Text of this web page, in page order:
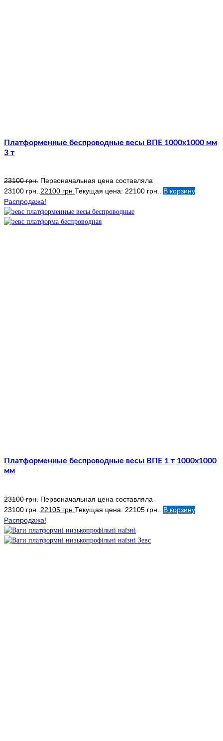
Платформенные беспроводные весы ВПЕ 1000х1000 мм
3 т
23100грн. Первоначальная цена составляла
23100 грн..22100 грн.Текущая цена: 22100 грн.. В корзину
Распродажа!
Платформенные беспроводные весы ВПЕ 1 т 1000х1000
мм
23100грн. Первоначальная цена составляла
23100 грн.. 22105 грн. Текущая цена: 22105 грн..
В корзину
Распродажа!